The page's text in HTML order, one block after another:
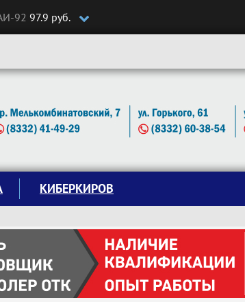
92 97.9 руб.
КИБЕРКИРОВ